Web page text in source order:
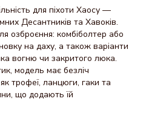
для піхоти Хаосу —
Десантників та Хавоків.
озброєння: комбіболтер або
на даху, а також варіанти
вогню чи закритого люка.
модель має безліч
трофеї, ланцюги, гаки та
що додають їй